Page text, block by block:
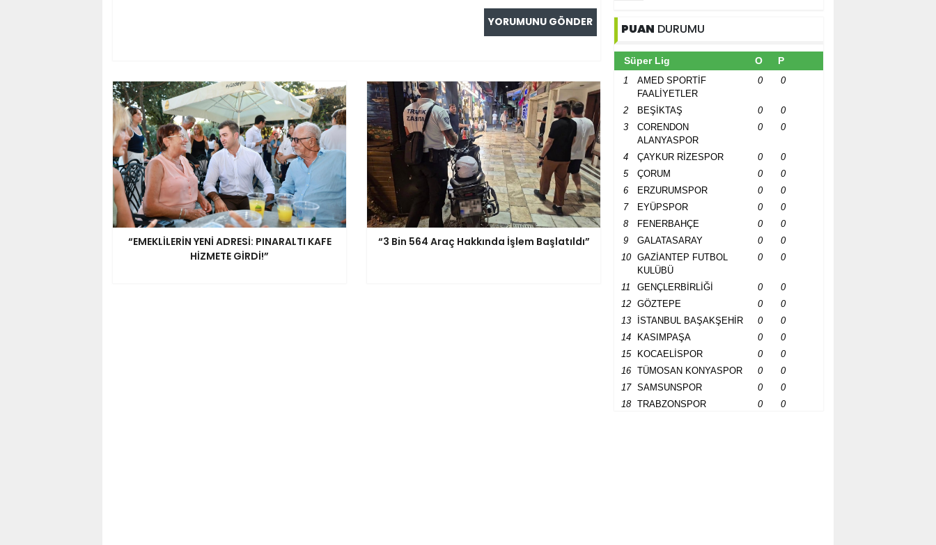
“EMEKLİLERİN YENİ ADRESİ: PINARALTI KAFE
HİZMETE GİRDİ!”
“3 Bin 564 Araç Hakkında İşlem Başlatıldı”
PUAN DURUMU
Süper Lig O P
1
AMED SPORTİF
FAALİYETLER
0 0
2 BEŞİKTAŞ 0
0
3
CORENDON
ALANYASPOR
0 0
4 ÇAYKUR RİZESPOR 0
0
5
ÇORUM 0
0
6
ERZURUMSPOR 0
0
7
EYÜPSPOR 0
0
8
FENERBAHÇE 0
0
9
GALATASARAY 0
0
10
GAZİANTEP FUTBOL
KULÜBÜ
0 0
11 GENÇLERBİRLİĞİ 0
0
12
GÖZTEPE 0
0
13
İSTANBUL BAŞAKŞEHİR 0
0
14
KASIMPAŞA 0
0
15
KOCAELİSPOR 0
0
16
TÜMOSAN KONYASPOR 0
0
17
SAMSUNSPOR 0
0
18
TRABZONSPOR 0 0